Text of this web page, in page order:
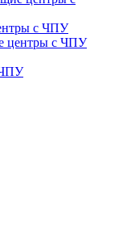
с ЧПУ
центры с ЧПУ
ЧПУ